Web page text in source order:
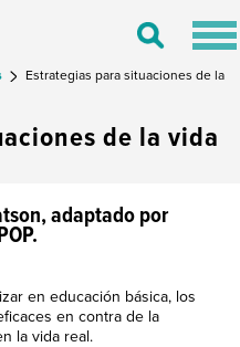
Toggle
Estrategias para situaciones de la
de la vida
adaptado por
en educación básica, los
en contra de la
la vida real.